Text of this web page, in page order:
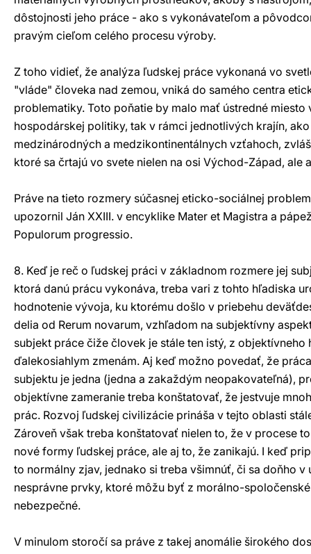
dôstojnosti jeho práce - ako s vykonávateľom a
pravým cieľom celého procesu výroby.
Z toho vidieť, že analýza ľudskej práce vykonaná vo
"vláde" človeka nad zemou, vniká do samého centra
problematiky. Toto poňatie by malo mať ústredné miesto
hospodárskej politiky, tak v rámci jednotlivých krajín,
medzinárodných a medzikontinentálnych vzťahoch,
ktoré sa črtajú vo svete nielen na osi Východ-Západ, ale
Práve na tieto rozmery súčasnej eticko-sociálnej
upozornil Ján XXIII. v encyklike Mater et Magistra a
Populorum progressio.
8. Keď je reč o ľudskej práci v základnom rozmere jej
ktorá danú prácu vykonáva, treba vari z tohto hľadiska
hodnotenie vývoja, ku ktorému došlo v priebehu
delia od Rerum novarum, vzhľadom na subjektívny
subjekt práce čiže človek je stále ten istý, z
ďalekosiahlym zmenám. Aj keď možno povedať, že
subjektu je jedna (jedna a zakaždým neopakovateľná),
objektívne zameranie treba konštatovať, že jestvuje
prác. Rozvoj ľudskej civilizácie prináša v tejto oblasti
Zároveň však treba konštatovať nielen to, že v procese
nové formy ľudskej práce, ale aj to, že zanikajú. I keď
to normálny zjav, jednako si treba všimnúť, či sa doňho v
nesprávne prvky, ktoré môžu byť z morálno-
nebezpečné.
V minulom storočí sa práve z takej anomálie širokého